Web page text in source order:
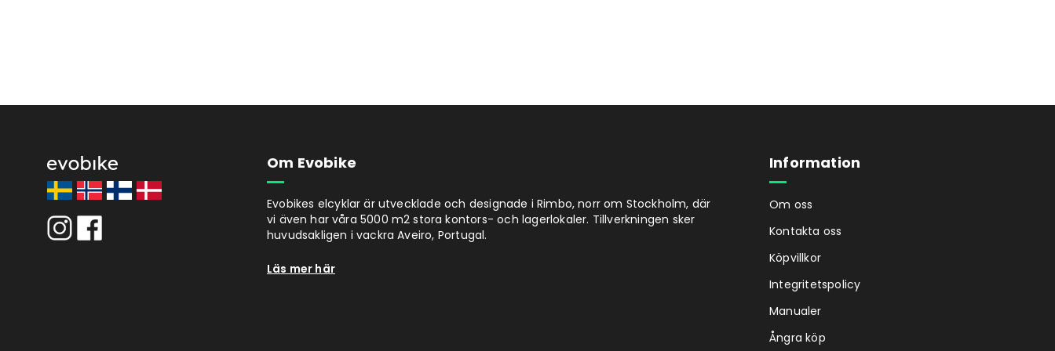
Om Evobike
Evobikes elcyklar är utvecklade och designade i Rimbo, norr om Stockholm, där
vi även har våra 5000 m2 stora kontors- och lagerlokaler. Tillverkningen sker
huvudsakligen i vackra Aveiro, Portugal.
Läs mer här
Information
Om oss
Kontakta oss
Köpvillkor
Integritetspolicy
Manualer
Ångra köp